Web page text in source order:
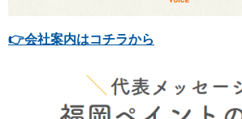
👉会社案内はコチラから